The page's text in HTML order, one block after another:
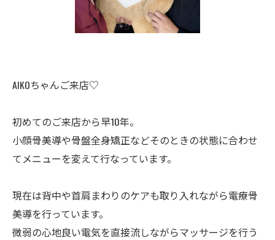
AIKOちゃんご来店♡
初めてのご来店から早10年。
小顔骨美導や骨盤全身矯正などそのときの状態に合わせ
てメニューを変えて行なっています。
現在は背中や首肩まわりのケアも取り入れながら電療骨
美導を行っています。
微弱の心地良い電気を直接流しながらマッサージを行う